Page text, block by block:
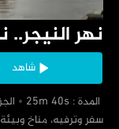
‏نهر النيجر..
شاهد
‏ المدة : 25m 40s
‏سفر وترفيه، مناخ وبيئة